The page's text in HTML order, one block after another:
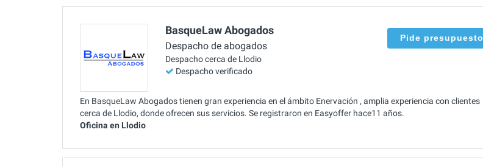
BasqueLaw Abogados
Despacho de abogados
Despacho cerca de Llodio
Despacho verificado
Pide presupuesto
En BasqueLaw Abogados tienen gran experiencia en el ámbito Enervación , amplia experiencia con clientes
cerca de Llodio, donde ofrecen sus servicios. Se registraron en Easyoffer hace11 años.
Oficina en Llodio